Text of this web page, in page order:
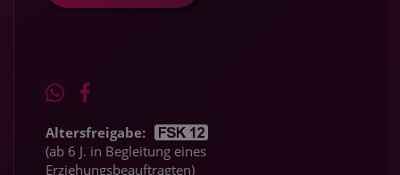
Altersfreigabe:
(ab 6 J. in Begleitung eines
Erziehungsbeauftragten)